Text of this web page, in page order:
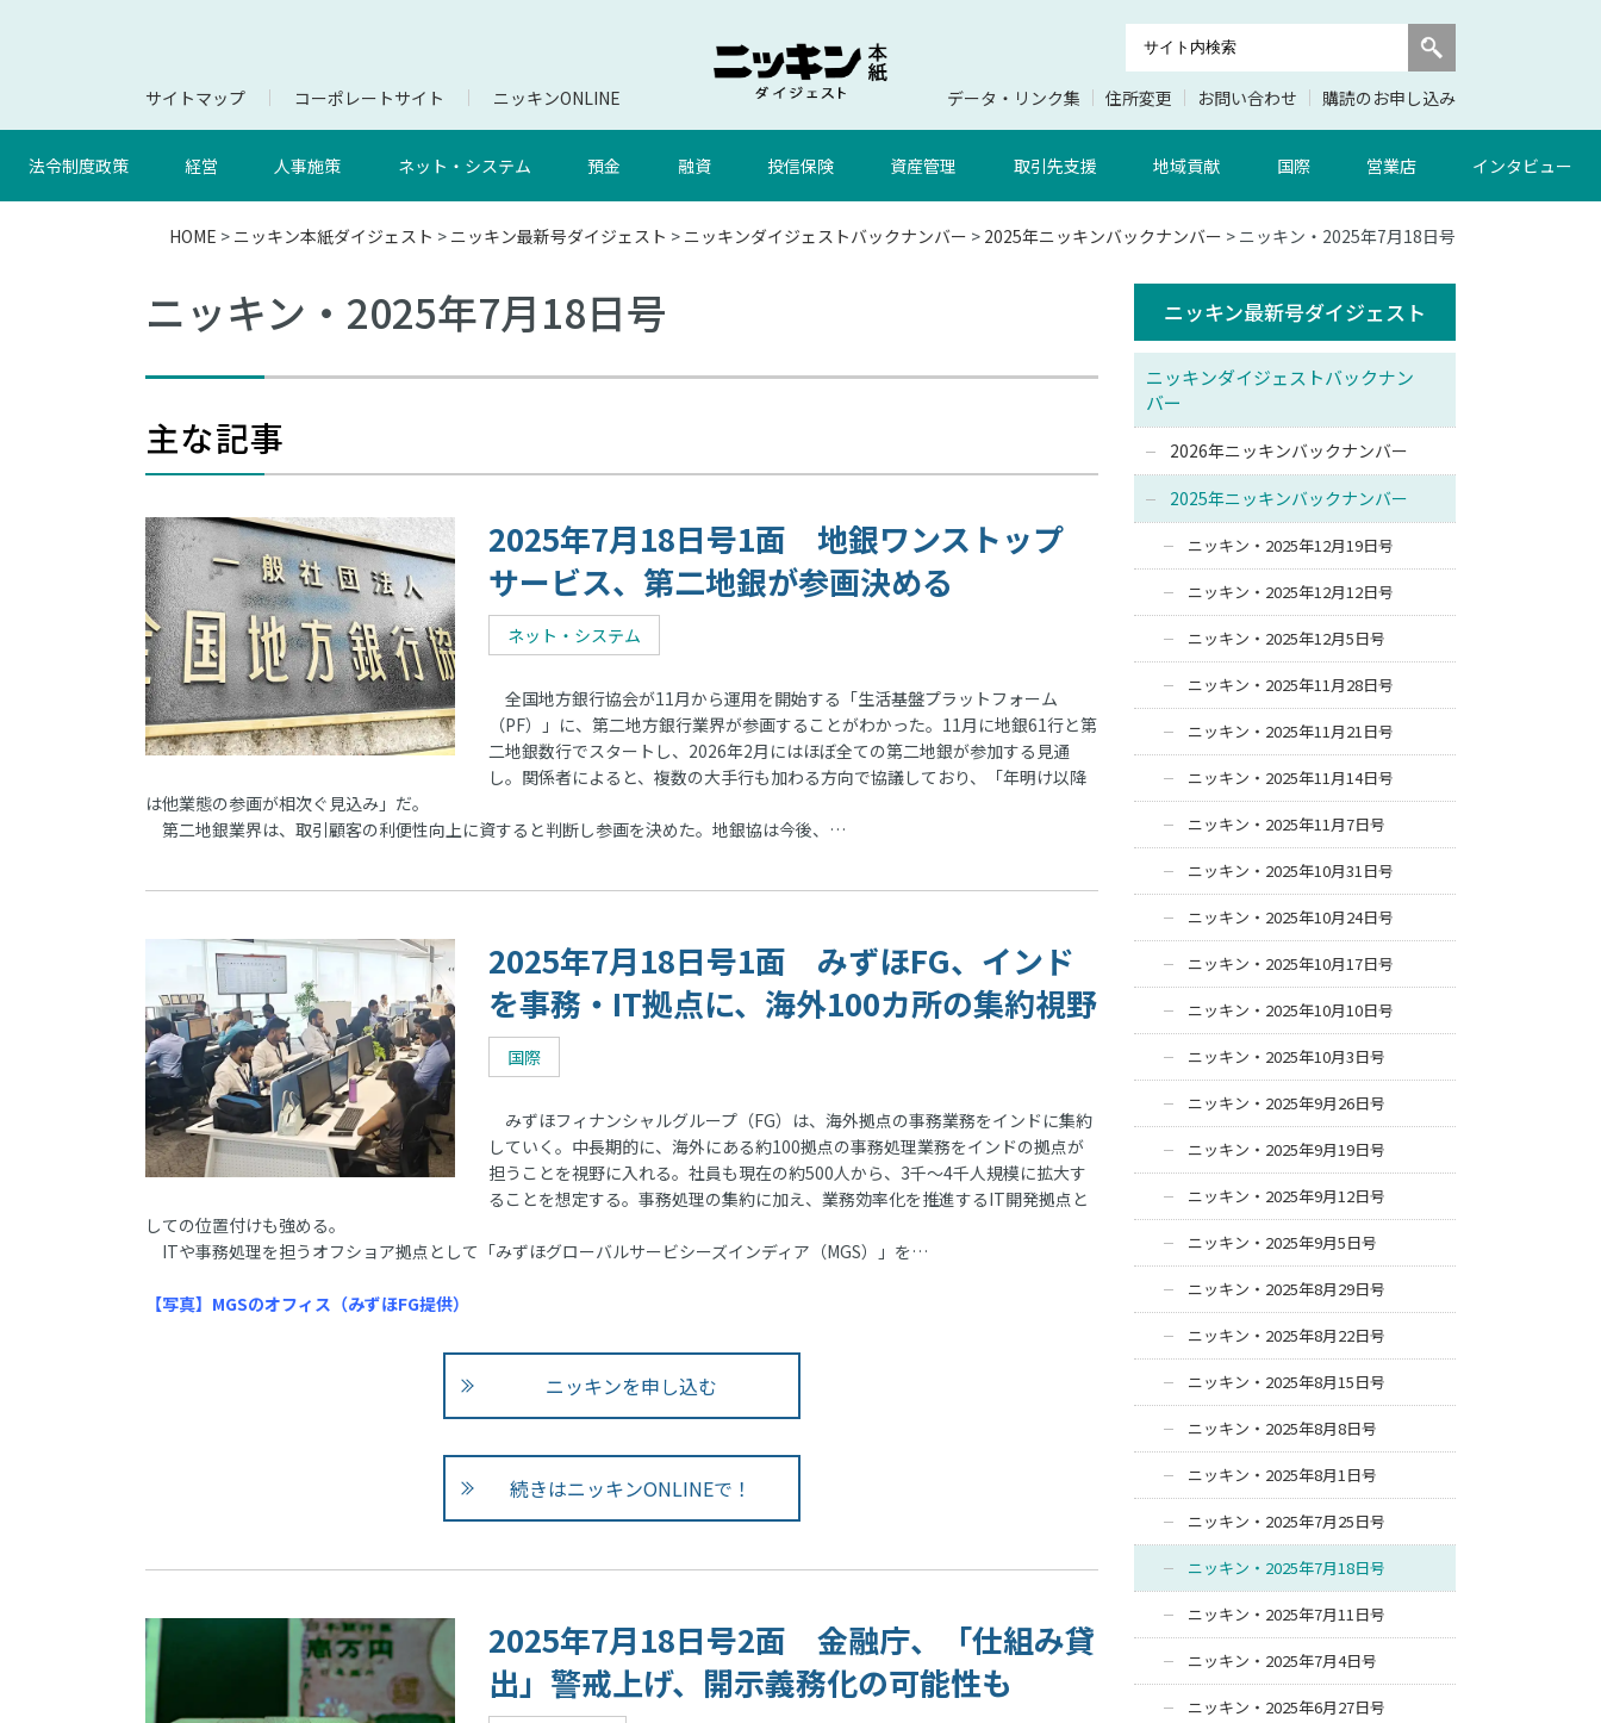
サイトマップ コーポレートサイト ニッキンONLINE データ・リンク集 住所変更 お問い合わせ 購読のお申し込み
法令制度政策 経営 人事施策 ネット・システム 預金 融資 投信保険 資産管理 取引先支援 地域貢献 国際 営業店 インタビュー
HOME > ニッキン本紙ダイジェスト > ニッキン最新号ダイジェスト > ニッキンダイジェストバックナンバー > 2025年ニッキンバックナンバー > ニッキン・2025年7月18日号
ニッキン・2025年7月18日号
主な記事
2025年7月18日号1面 地銀ワンストップ
サービス、第二地銀が参画決める
ネット・システム
全国地方銀行協会が11月から運用を開始する「生活基盤プラットフォーム
（PF）」に、第二地方銀行業界が参画することがわかった。11月に地銀61行と第
二地銀数行でスタートし、2026年2月にはほぼ全ての第二地銀が参加する見通
し。関係者によると、複数の大手行も加わる方向で協議しており、「年明け以降
は他業態の参画が相次ぐ見込み」だ。
第二地銀業界は、取引顧客の利便性向上に資すると判断し参画を決めた。地銀協は今後、…
2025年7月18日号1面 みずほFG、インド
を事務・IT拠点に、海外100カ所の集約視野
国際
みずほフィナンシャルグループ（FG）は、海外拠点の事務業務をインドに集約
していく。中長期的に、海外にある約100拠点の事務処理業務をインドの拠点が
担うことを視野に入れる。社員も現在の約500人から、3千～4千人規模に拡大す
ることを想定する。事務処理の集約に加え、業務効率化を推進するIT開発拠点と
しての位置付けも強める。
ITや事務処理を担うオフショア拠点として「みずほグローバルサービシーズインディア（MGS）」を…
【写真】MGSのオフィス（みずほFG提供）
ニッキンを申し込む
続きはニッキンONLINEで！
2025年7月18日号2面 金融庁、「仕組み貸
出」警戒上げ、開示義務化の可能性も
ニッキン最新号ダイジェスト
ニッキンダイジェストバックナン
バー
2026年ニッキンバックナンバー
2025年ニッキンバックナンバー
ニッキン・2025年12月19日号
ニッキン・2025年12月12日号
ニッキン・2025年12月5日号
ニッキン・2025年11月28日号
ニッキン・2025年11月21日号
ニッキン・2025年11月14日号
ニッキン・2025年11月7日号
ニッキン・2025年10月31日号
ニッキン・2025年10月24日号
ニッキン・2025年10月17日号
ニッキン・2025年10月10日号
ニッキン・2025年10月3日号
ニッキン・2025年9月26日号
ニッキン・2025年9月19日号
ニッキン・2025年9月12日号
ニッキン・2025年9月5日号
ニッキン・2025年8月29日号
ニッキン・2025年8月22日号
ニッキン・2025年8月15日号
ニッキン・2025年8月8日号
ニッキン・2025年8月1日号
ニッキン・2025年7月25日号
ニッキン・2025年7月18日号
ニッキン・2025年7月11日号
ニッキン・2025年7月4日号
ニッキン・2025年6月27日号